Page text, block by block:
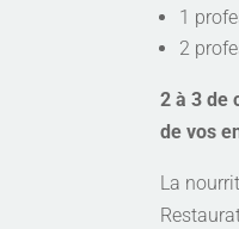
1
2
2 à 3 de
de vos
La